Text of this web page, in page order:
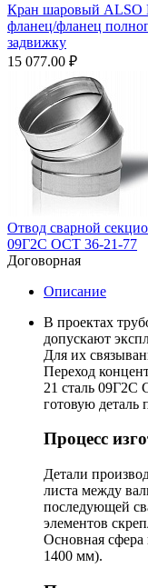
Кран шаровый ALSO
фланец/фланец
задвижку
15 077.00 ₽
Отвод сварной
09Г2С ОСТ 36-21-77
Договорная
Описание
В проектах
допускают
Для их
Переход
21 сталь 09Г2С
готовую деталь
Процесс
Детали
листа между
последующей
элементов
Основная
1400 мм).